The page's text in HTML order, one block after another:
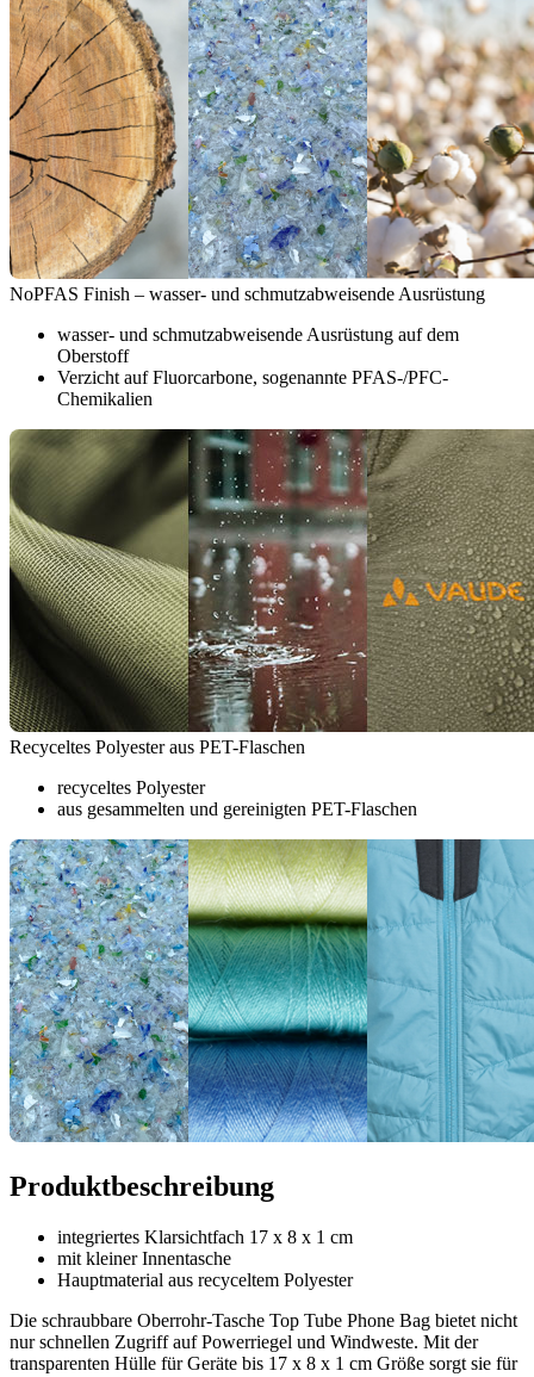
NoPFAS Finish – wasser- und schmutzabweisende Ausrüstung
wasser- und schmutzabweisende Ausrüstung auf dem
Oberstoff
Verzicht auf Fluorcarbone, sogenannte PFAS-/PFC-
Chemikalien
Recyceltes Polyester aus PET-Flaschen
recyceltes Polyester
aus gesammelten und gereinigten PET-Flaschen
Produktbeschreibung
integriertes Klarsichtfach 17 x 8 x 1 cm
mit kleiner Innentasche
Hauptmaterial aus recyceltem Polyester
Die schraubbare Oberrohr-Tasche Top Tube Phone Bag bietet nicht
nur schnellen Zugriff auf Powerriegel und Windweste. Mit der
transparenten Hülle für Geräte bis 17 x 8 x 1 cm Größe sorgt sie für